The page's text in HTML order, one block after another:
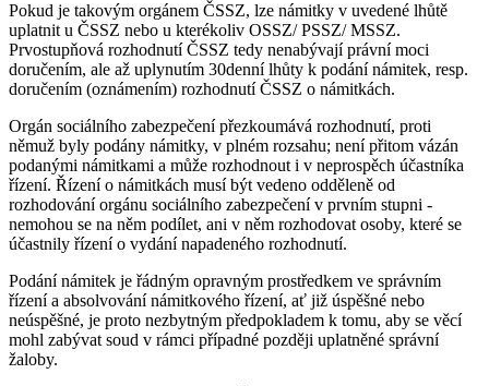
Pokud je takovým orgánem ČSSZ, lze námitky v uvedené lhůtě
uplatnit u ČSSZ nebo u kterékoliv OSSZ/ PSSZ/ MSSZ.
Prvostupňová rozhodnutí ČSSZ tedy nenabývají právní moci
doručením, ale až uplynutím 30denní lhůty k podání námitek, resp.
doručením (oznámením) rozhodnutí ČSSZ o námitkách.
Orgán sociálního zabezpečení přezkoumává rozhodnutí, proti
němuž byly podány námitky, v plném rozsahu; není přitom vázán
podanými námitkami a může rozhodnout i v neprospěch účastníka
řízení. Řízení o námitkách musí být vedeno odděleně od
rozhodování orgánu sociálního zabezpečení v prvním stupni -
nemohou se na něm podílet, ani v něm rozhodovat osoby, které se
účastnily řízení o vydání napadeného rozhodnutí.
Podání námitek je řádným opravným prostředkem ve správním
řízení a absolvování námitkového řízení, ať již úspěšné nebo
neúspěšné, je proto nezbytným předpokladem k tomu, aby se věcí
mohl zabývat soud v rámci případné později uplatněné správní
žaloby.